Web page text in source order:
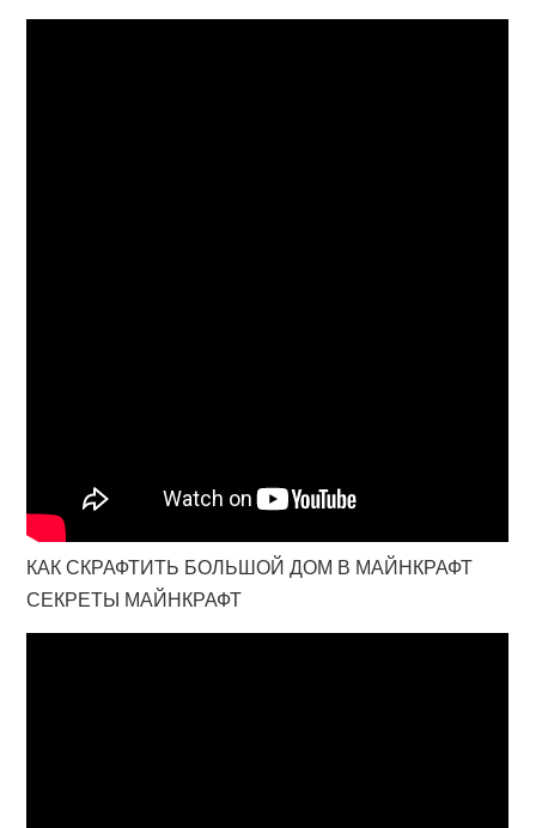
КАК СКРАФТИТЬ БОЛЬШОЙ ДОМ В МАЙНКРАФТ
СЕКРЕТЫ МАЙНКРАФТ